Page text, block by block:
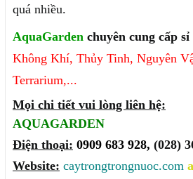
quá nhiều.
AquaGarden chuyên cung cấp
Không Khí, Thủy Tinh, Nguyên
Terrarium,...
Mọi chi tiết vui lòng liên hệ:
AQUAGARDEN
Điện thoại: 0909 683 928, (028)
Website: caytrongtrongnuoc.com